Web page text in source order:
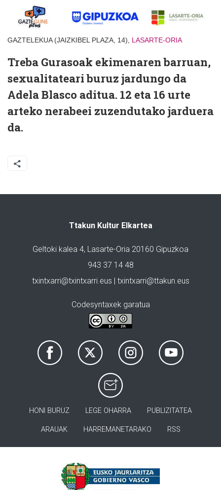
GAZTELEKUA (JAIZKIBEL PLAZA, 14), LASARTE-ORIA
Treba Gurasoak ekimenaren barruan,
sexualitateari buruz jardungo da
Adela Blasco aditua. 12 eta 16 urte
arteko nerabeei zuzendutako jarduera
da.
Ttakun Kultur Elkartea
Geltoki kalea 4, Lasarte-Oria 20160 Gipuzkoa
943 37 14 48
txintxarri@txintxarri.eus | txintxarri@ttakun.eus
Codesyntaxek garatua
HONI BURUZ LEGE OHARRA PUBLIZITATEA
ARAUAK HARREMANETARAKO RSS